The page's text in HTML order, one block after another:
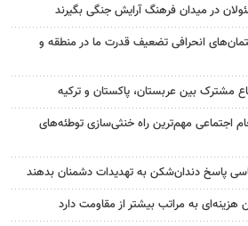
در میدان فرهنگ آرایش جنگی بگیرند
انحرافی تضعیف قدرت ما در منطقه و
مشترک بین عربستان، پاکستان و ترکیه
اجتماعی مهم‌ترین راه خنثی‌سازی توطئه‌های
پاسخ دندان‌شکن به تهدیدات دشمنان بدهند
هزینه‌ای به مراتب بیشتر از مقاومت دارد